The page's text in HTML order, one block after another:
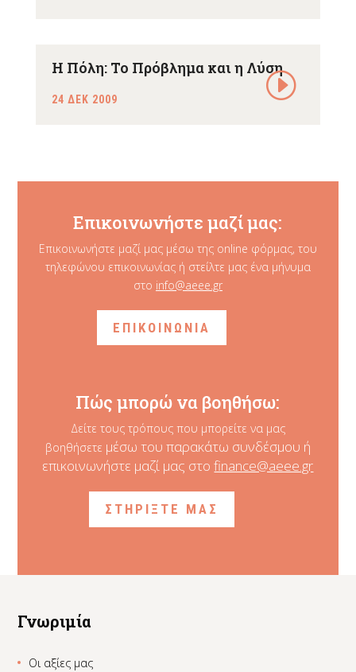
Η Πόλη: Το Πρόβλημα και η Λύση
24 ΔΕΚ 2009
Επικοινωνήστε μαζί μας:
Επικοινωνήστε μαζί μας μέσω της online φόρμας, του
τηλεφώνου επικοινωνίας ή στείλτε μας ένα μήνυμα
στο info@aeee.gr
ΕΠΙΚΟΙΝΩΝΙΑ
Πώς μπορώ να βοηθήσω:
Δείτε τους τρόπους που μπορείτε να μας
βοηθήσετε μέσω του παρακάτω συνδέσμου ή
επικοινωνήστε μαζί μας στοfinance@aeee.gr
ΣΤΗΡΙΞΤΕ ΜΑΣ
Γνωριμία
Οι αξίες μας